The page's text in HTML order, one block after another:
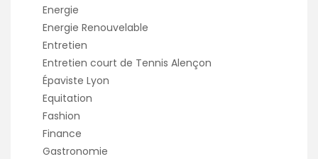
Energie
Energie Renouvelable
Entretien
Entretien court de Tennis Alençon
Épaviste Lyon
Equitation
Fashion
Finance
Gastronomie